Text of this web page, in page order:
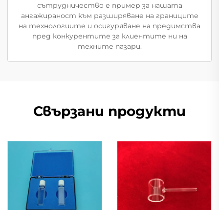
сътрудничество е пример за нашата
ангажираност към разширяване на границите
на технологиите и осигуряване на предимства
пред конкурентите за клиентите ни на
техните пазари.
Свързани продукти